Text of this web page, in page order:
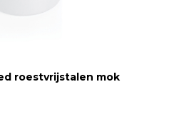
roestvrijstalen mok